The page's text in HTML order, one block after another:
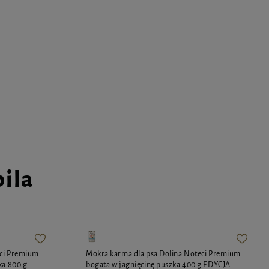
Premium
800 g
Mokra karma dla psa Dolina Noteci Premium
bogata w jagnięcinę puszka 400 g EDYCJA